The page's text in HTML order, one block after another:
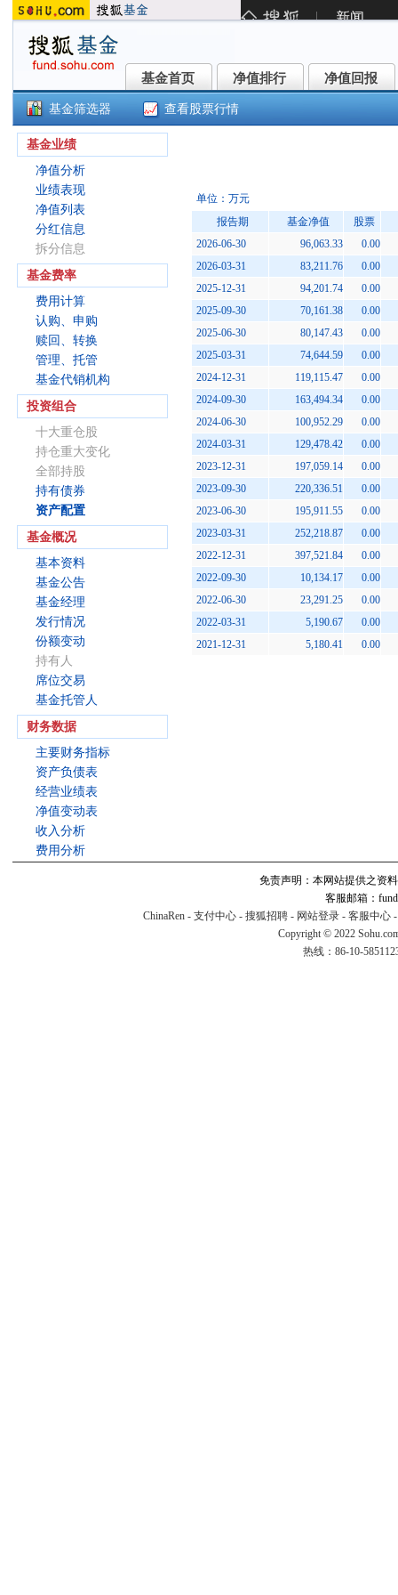
基金首页
基金首页 净值排行
净值排行 净值回报
净值回报
基金筛选器 查看股票行情
基金业绩
净值分析
业绩表现
净值列表
分红信息
拆分信息
基金费率
费用计算
认购、申购
赎回、转换
管理、托管
基金代销机构
投资组合
十大重仓股
持仓重大变化
全部持股
持有债券
资产配置
基金概况
基本资料
基金公告
基金经理
发行情况
份额变动
持有人
席位交易
基金托管人
财务数据
主要财务指标
资产负债表
经营业绩表
净值变动表
收入分析
费用分析
单位：万元
报告期
基金净值 股票
2026-06-30
96,063.33
0.00
2026-03-31
83,211.76
0.00
2025-12-31
94,201.74
0.00
2025-09-30
70,161.38
0.00
2025-06-30
80,147.43
0.00
2025-03-31
74,644.59
0.00
2024-12-31
119,115.47
0.00
2024-09-30
163,494.34
0.00
2024-06-30
100,952.29
0.00
2024-03-31
129,478.42
0.00
2023-12-31
197,059.14
0.00
2023-09-30
220,336.51
0.00
2023-06-30
195,911.55
0.00
2023-03-31
252,218.87
0.00
2022-12-31
397,521.84
0.00
2022-09-30
10,134.17
0.00
2022-06-30
23,291.25
0.00
2022-03-31
5,190.67
0.00
2021-12-31
5,180.41 0.00
免责声明：本网站提供之资
客服邮箱：
ChinaRen - 支付中心 - 搜狐招聘 - 网站登录 - 客服中心
Copyright © 2022
热线：86-10-